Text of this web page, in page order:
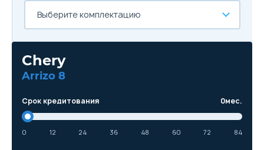
Выберите комплектацию
Chery
Arrizo 8
Срок кредитования 0мес.
0 12 24 36 48 60 72 84